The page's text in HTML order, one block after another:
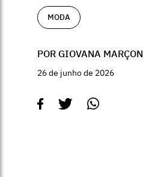
MODA
POR GIOVANA MARÇON
26 de junho de 2026